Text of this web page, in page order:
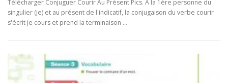
Télécharger Conjuguer Courir Au Présent Pics. À la 1ère personne du
singulier (je) et au présent de l'indicatif, la conjugaison du verbe courir
s'écrit je cours et prend la terminaison …